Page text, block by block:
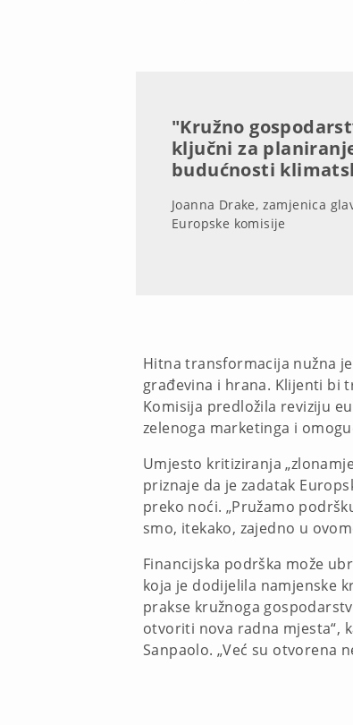
"Kružno
ključni za
budućnosti
Joanna Drake, zamjenica
Europske komisije
Hitna transformacija nužna
građevina i hrana. Klijenti bi
Komisija predložila reviziju
zelenoga marketinga i
Umjesto kritiziranja
priznaje da je zadatak
preko noći. „Pružamo
smo, itekako, zajedno u
Financijska podrška može
koja je dodijelila namjenske
prakse kružnoga
otvoriti nova radna mjesta“,
Sanpaolo. „Već su otvorena